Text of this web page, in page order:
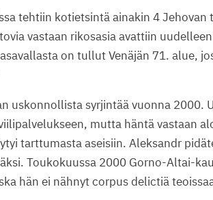
tehtiin kotietsintä ainakin 4 Jehovan
vastaan rikosasia avattiin uudelleen
on tullut Venäjän 71. alue,
uskonnollista syrjintää vuonna 2000.
mutta häntä vastaan
tarttumasta aseisiin. Aleksandr
Toukokuussa 2000 Gorno-Altai-
hän ei nähnyt corpus delictiä